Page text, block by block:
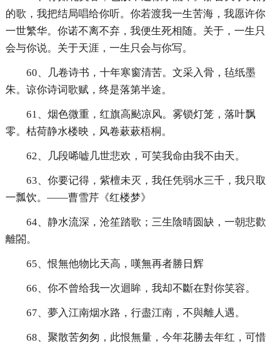
的歌，我把结局唱给你听。你若渡我一生苦海，我愿许你
一世繁华。你诺不离不弃，我便生死相随。关于，一生只
会与你说。关于天涯，一生只会与你写。
60、几卷诗书，十年寒窗清苦。文采入骨，毡纸墨
朱。谅你诗词歌赋，终是落第半途。
61、烟色微重，红旗高颭凉风。雾锁灯笼，落叶飘
零。枯荷静水楼映，风卷蔌蔌梧桐。
62、几段唏嘘几世悲欢，可笑我命由我不由天。
63、你要记得，紫檀未灭，我任凭弱水三千，我只取
一瓢饮。——曹雪芹《红楼梦》
64、静水流深，沧笙踏歌；三生陰晴圆缺，一朝悲歡
離閤。
65、恨無他物比天高，嘆無再者勝日辉
66、你不曾给我一次迴眸，我却不斷在對你笑容。
67、夢入江南烟水路，行盡江南，不與離人遇。
68、聚散苦匆匆，此恨無量，今年花勝去年红，可惜